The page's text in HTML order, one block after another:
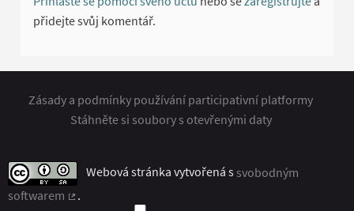
přidejte svůj komentář.
Zásady a podmínky používání participativní platformy
Stáhněte si soubory s otevřenými daty
Webová stránka vytvořená s svobodným
softwarem
.